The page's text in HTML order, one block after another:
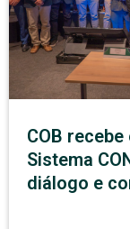
COB
Sistema
diálogo e